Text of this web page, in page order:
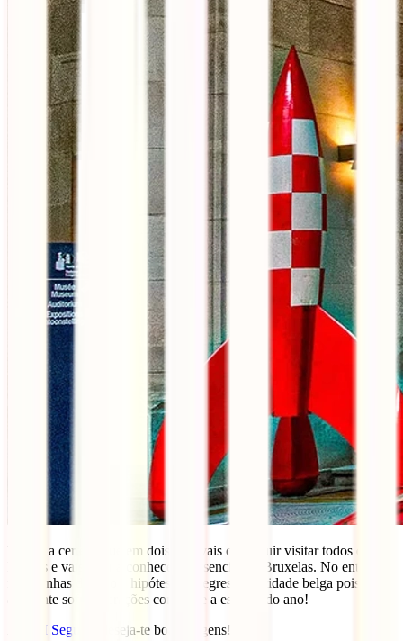
Temos a certeza que em dois dias vais conseguir visitar todos estes
lugares e vais ficar a conhecer o essencial de Bruxelas. No entanto,
não ponhas de lado a hipótese de regressar à cidade belga pois o
ambiente sofre alterações conforme a estação do ano!
IATI Seguros deseja-te boas viagens!